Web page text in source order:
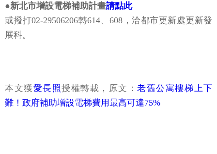
●新北市增設電梯補助計畫請點此
或撥打02-29506206轉614、608，洽都市更新處更新發
展科。
本文獲愛長照授權轉載，原文：老舊公寓樓梯上下
難！政府補助增設電梯費用最高可達75%